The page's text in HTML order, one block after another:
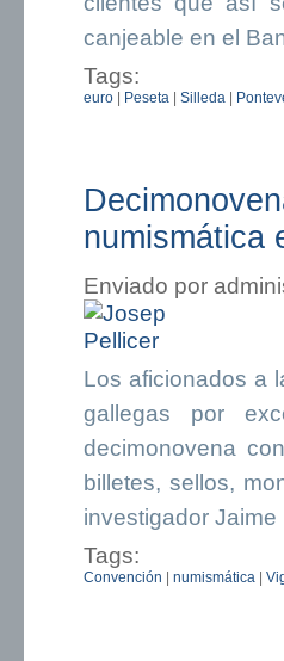
canjeable en el
Tags:
euro | Peseta | Silleda |
numismática
Enviado por
Los aficionados a
gallegas por
decimonovena
billetes, sellos,
investigador Jaime
Tags:
Convención | numismática |